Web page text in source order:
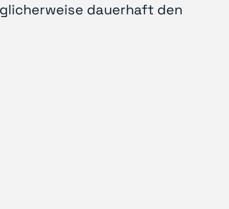
dauerhaft den